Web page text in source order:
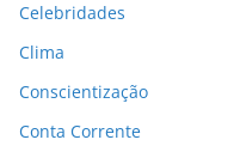
Celebridades
Clima
Conscientização
Conta Corrente